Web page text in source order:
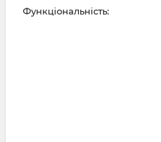
Функціональність: